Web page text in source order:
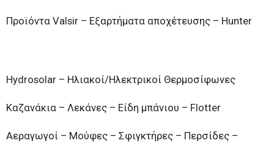
Προϊόντα Valsir – Εξαρτήματα αποχέτευσης – Hunter
Hydrosolar – Ηλιακοί/Ηλεκτρικοί Θερμοσίφωνες
Καζανάκια – Λεκάνες – Είδη μπάνιου – Flotter
Αεραγωγοί – Μούφες – Σφιγκτήρες – Περσίδες –